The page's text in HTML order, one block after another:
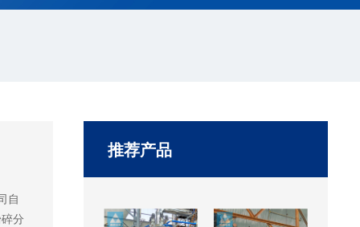
自
分
推荐产品